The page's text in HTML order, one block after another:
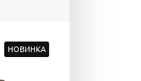
НОВИНКА